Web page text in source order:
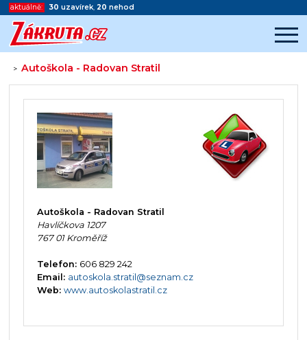
aktuálně: 30 uzavírek, 20 nehod
>Autoškola - Radovan Stratil
Začátek reklamy
Konec reklamy
Autoškola - Radovan Stratil
Havlíčkova 1207
767 01 Kroměříž
Telefon: 606 829 242
Email: autoskola.stratil@seznam.cz
Web: www.autoskolastratil.cz